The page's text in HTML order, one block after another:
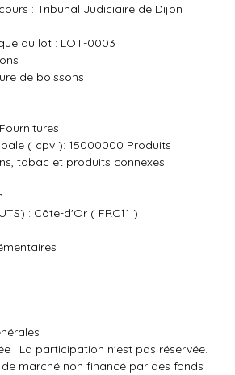
: Tribunal Judiciaire de Dijon
du lot : LOT-0003
de boissons
( cpv ): 15000000 Produits
tabac et produits connexes
: Côte-d'Or ( FRC11 )
:
: La participation n'est pas réservée.
marché non financé par des fonds